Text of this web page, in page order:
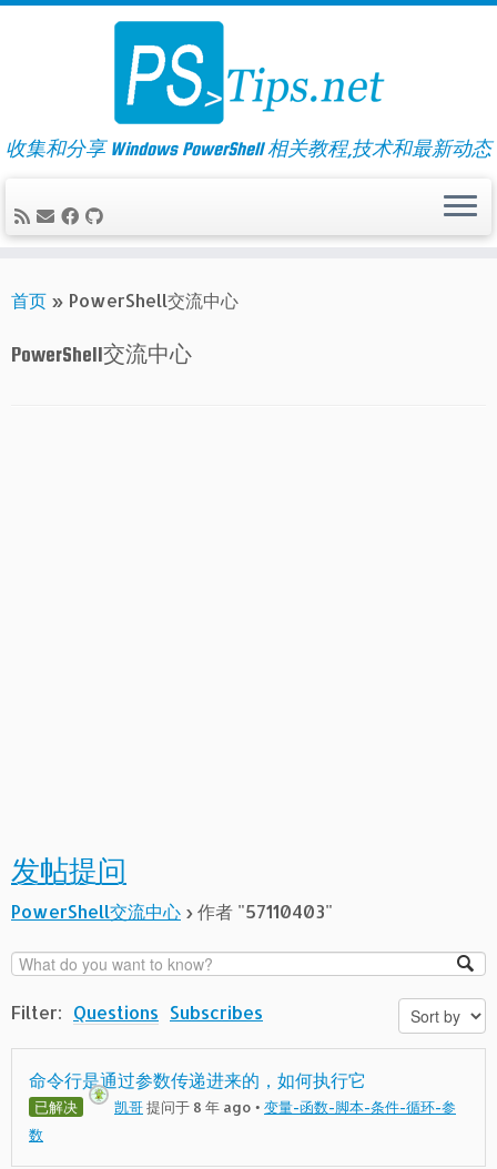
Skip
收集和分享 Windows PowerShell 相关教程,技术和最新动态
首页 » PowerShell交流中心
PowerShell交流中心
发帖提问
PowerShell交流中心 › 作者 "57110403"
Filter: Questions Subscribes
命令行是通过参数传递进来的，如何执行它
已解决 凯哥提问于 8 年 ago • 变量-函数-脚本-条件-循环-参
数